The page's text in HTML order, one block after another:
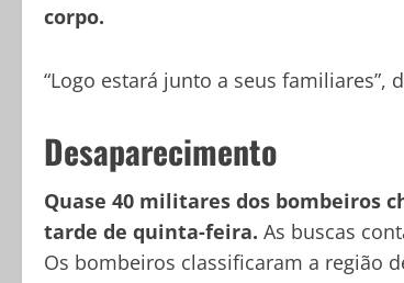
corpo.
“Logo estará junto a seus familiares”,
Desaparecimento
Quase 40 militares dos bombeiros
tarde de quinta-feira. As buscas
Os bombeiros classificaram a região